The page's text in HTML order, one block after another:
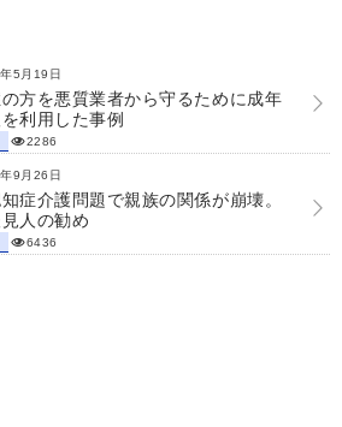
5月19日
方を悪質業者から守るために成年
利用した事例
2286
9月26日
症介護問題で親族の関係が崩壊。
人の勧め
6436